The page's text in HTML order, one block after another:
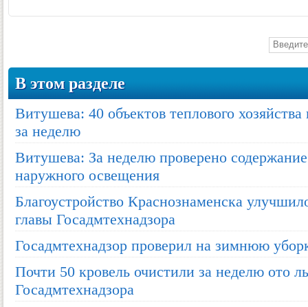
В этом разделе
Витушева: 40 объектов теплового
за неделю
Витушева: За неделю проверено
наружного освещения
Благоустройство Краснознаменска
главы Госадмтехнадзора
Госадмтехнадзор проверил на зимнюю
Почти 50 кровель очистили за неделю ото
Госадмтехнадзора